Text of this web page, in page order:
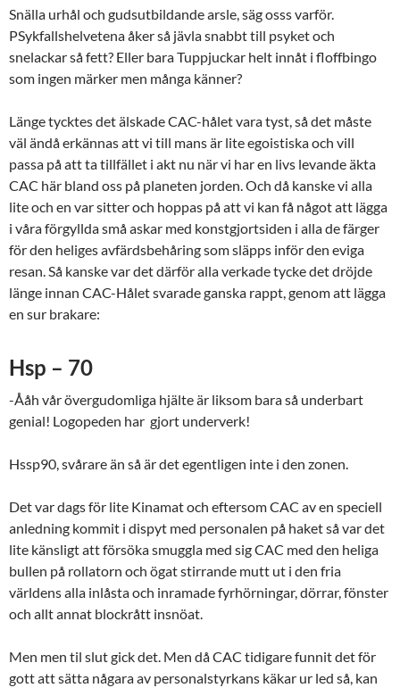
Snälla urhål och gudsutbildande arsle, säg osss varför.
PSykfallshelvetena åker så jävla snabbt till psyket och
snelackar så fett? Eller bara Tuppjuckar helt innåt i floffbingo
som ingen märker men många känner?
Länge tycktes det älskade CAC-hålet vara tyst, så det måste
väl ändå erkännas att vi till mans är lite egoistiska och vill
passa på att ta tillfället i akt nu när vi har en livs levande äkta
CAC här bland oss på planeten jorden. Och då kanske vi alla
lite och en var sitter och hoppas på att vi kan få något att lägga
i våra förgyllda små askar med konstgjortsiden i alla de färger
för den heliges avfärdsbehåring som släpps inför den eviga
resan. Så kanske var det därför alla verkade tycke det dröjde
länge innan CAC-Hålet svarade ganska rappt, genom att lägga
en sur brakare:
Hsp – 70
-Ååh vår övergudomliga hjälte är liksom bara så underbart
genial! Logopeden har gjort underverk!
Hssp90, svårare än så är det egentligen inte i den zonen.
Det var dags för lite Kinamat och eftersom CAC av en speciell
anledning kommit i dispyt med personalen på haket så var det
lite känsligt att försöka smuggla med sig CAC med den heliga
bullen på rollatorn och ögat stirrande mutt ut i den fria
världens alla inlåsta och inramade fyrhörningar, dörrar, fönster
och allt annat blockrått insnöat.
Men men til slut gick det. Men då CAC tidigare funnit det för
gott att sätta någara av personalstyrkans käkar ur led så, kan